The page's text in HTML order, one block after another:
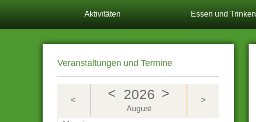
Aktivitäten Essen und Trinken
Veranstaltungen und Termine
< < 2026 >
August
>